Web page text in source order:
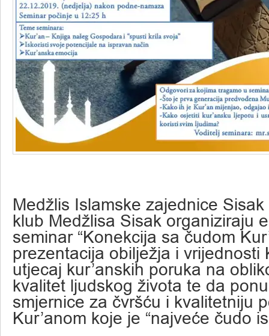
Medžlis Islamske zajednice
klub Medžlisa Sisak organiziraju
seminar “Konekcija sa čudom
prezentacija obilježja i vrijednosti
utjecaj kur’anskih poruka na
kvalitet ljudskog života te da
smjernice za čvršću i kvalitetniju
Kur’anom koje je “najveće čudo